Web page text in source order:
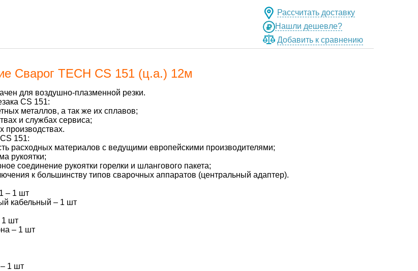
Рассчитать доставку
Нашли дешевле?
Добавить к сравнению
Сварог TECH CS 151 (ц.а.) 12м
для воздушно-плазменной резки.
CS 151:
металлов, а так же их сплавов;
и службах сервиса;
производствах.
151:
расходных материалов с ведущими европейскими производителями;
рукоятки;
соединение рукоятки горелки и шлангового пакета;
к большинству типов сварочных аппаратов (центральный адаптер).
– 1 шт
кабельный – 1 шт
1 шт
– 1 шт
1 шт